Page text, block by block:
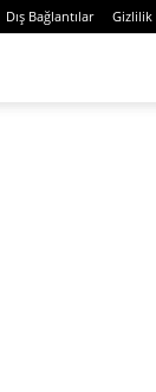
Dış Bağlantılar Gizlilik